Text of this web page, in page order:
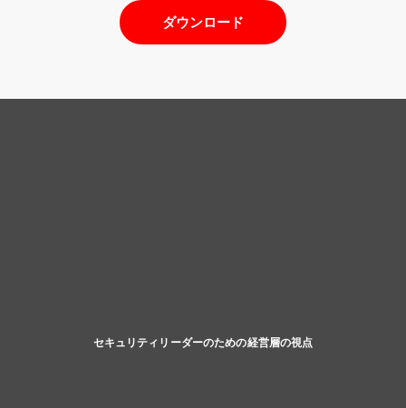
ダウンロード
セキュリティリーダーのための経営層の視点